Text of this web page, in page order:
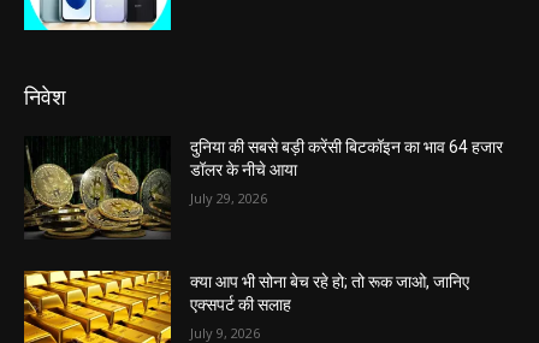
निवेश
दुनिया की सबसे बड़ी करेंसी बिटकॉइन का भाव 64 हजार
डॉलर के नीचे आया
July 29, 2026
क्या आप भी सोना बेच रहे हो; तो रूक जाओ, जानिए
एक्सपर्ट की सलाह
July 9, 2026